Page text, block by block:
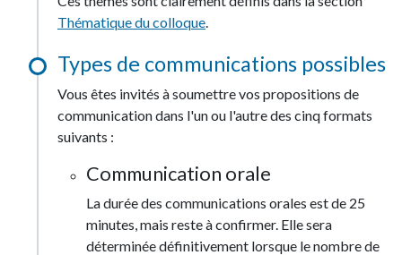
Thématique du colloque.
Types de communications possibles
Vous êtes invités à soumettre vos propositions de
communication dans l'un ou l'autre des cinq formats
suivants :
Communication orale
La durée des communications orales est de 25
minutes, mais reste à confirmer. Elle sera
déterminée définitivement lorsque le nombre de